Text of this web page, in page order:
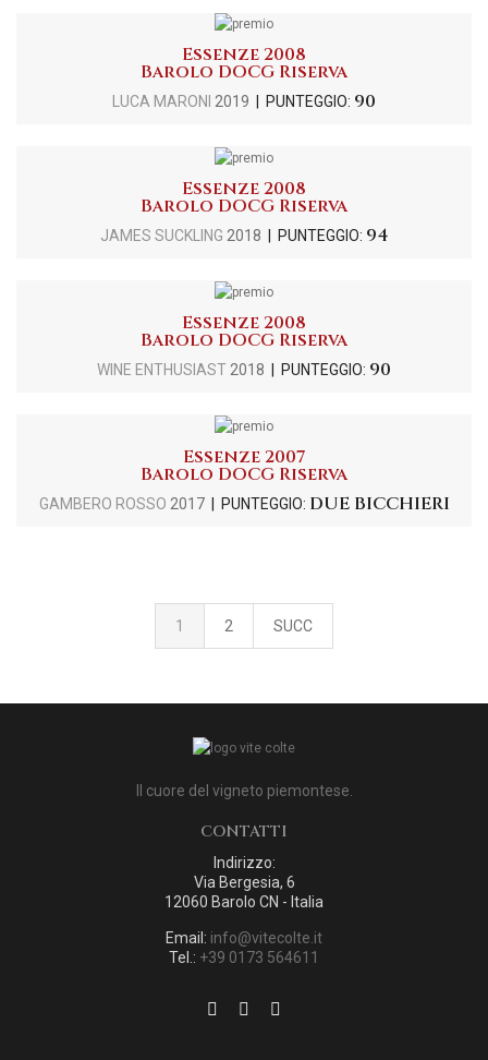
Essenze 2008
Barolo DOCG Riserva
LUCA MARONI 2019 | PUNTEGGIO: 90
Essenze 2008
Barolo DOCG Riserva
JAMES SUCKLING 2018 | PUNTEGGIO: 94
Essenze 2008
Barolo DOCG Riserva
WINE ENTHUSIAST 2018 | PUNTEGGIO: 90
Essenze 2007
Barolo DOCG Riserva
GAMBERO ROSSO 2017| PUNTEGGIO: DUE BICCHIERI
1 2 SUCC
Il cuore del vigneto piemontese.
CONTATTI
Indirizzo:
Via Bergesia, 6
12060 Barolo CN - Italia
Email: info@vitecolte.it
Tel.: +39 0173 564611